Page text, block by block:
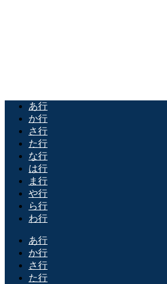
あ行
か行
さ行
た行
な行
は行
ま行
や行
ら行
わ行
あ行
か行
さ行
た行